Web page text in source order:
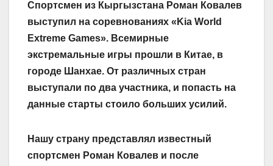
Спортсмен из Кыргызстана Роман Ковалев
выступил на соревнованиях «Kia World
Extreme Games». Всемирные
экстремальные игры прошли в Китае, в
городе Шанхае. От различных стран
выступали по два участника, и попасть на
данные старты стоило больших усилий.
Нашу страну представлял известный
спортсмен Роман Ковалев и после